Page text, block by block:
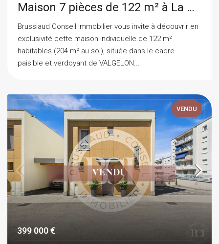
Maison 7 pièces de 122 m² à La Rochette
Brussiaud Conseil Immobilier vous invite à découvrir en
exclusivité cette maison individuelle de 122 m²
habitables (204 m² au sol), située dans le cadre
paisible et verdoyant de VALGELON...
VENDU
399 000 €